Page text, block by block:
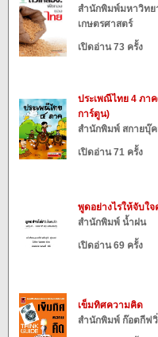
สำนักพิมพ์มหาวิทย
เกษตรศาสตร์
เปิดอ่าน 73 ครั้ง
ประเพณีไทย 4 ภา
การ์ตูน)
สำนักพิมพ์ สกายบุ๊
เปิดอ่าน 71 ครั้ง
พูดอย่างไรให้จับใจ
สำนักพิมพ์ น้ำฝน
เปิดอ่าน 69 ครั้ง
เข็มทิศความคิด
สำนักพิมพ์ ก๊อตกีฟ